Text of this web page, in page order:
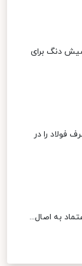
دنگ برای
را در
به اصال...